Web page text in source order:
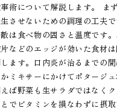
術について解説します。 ま
させないための調理の工夫
は食べ物の固さと温度です
などのエッジが効いた食材
ます。口内炎が治るまでの
ミキサーにかけてポタージ
ば野菜も生サラダではなく
でビタミンを損なわずに摂